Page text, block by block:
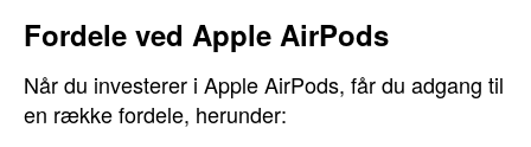
Fordele ved Apple AirPods
Når du investerer i Apple AirPods, får du adgang til
en række fordele, herunder: